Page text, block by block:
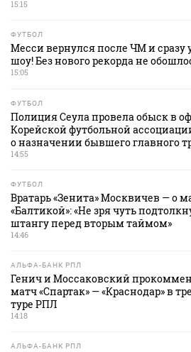
15:15
ФУТБОЛ
Месси вернулся после ЧМ и сразу
шоу! Без нового рекорда не
15:05
ФУТБОЛ
Полиция Сеула провела обыск в
Корейской футбольной
о назначении бывшего главного
14:55
ФУТБОЛ
Вратарь «Зенита» Москвичев — о
«Балтикой»: «Не зря чуть
штангу перед вторым таймом»
14:46
АЛЬФА-БАНК РПЛ
Генич и Моссаковский
матч «Спартак» — «Краснодар» в
туре РПЛ
14:18
АЛЬФА-БАНК РПЛ